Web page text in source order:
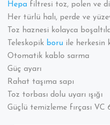
Hepa filtresi toz, polen ve
Her türlü halı, perde ve
Toz haznesi kolayca
Teleskopik boru ile herkesin
Otomatik kablo sarma
Güç ayarı
Rahat taşıma sapı
Toz torbası dolu uyarı ışığı
Güçlü temizleme fırçası